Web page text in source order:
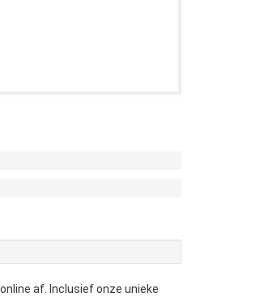
af. Inclusief onze unieke